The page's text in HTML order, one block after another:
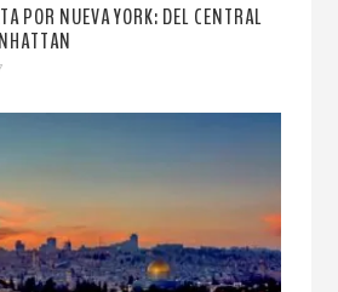
POR NUEVA YORK: DEL CENTRAL